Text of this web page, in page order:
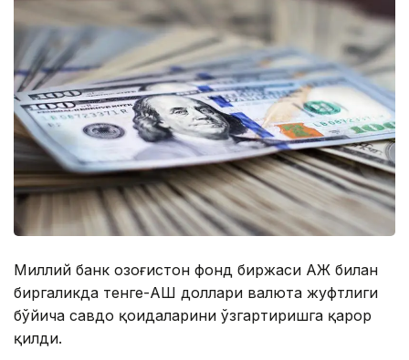
Миллий банк Қозоғистон фонд биржаси АЖ билан
биргаликда тенге-АҚШ доллари валюта жуфтлиги
бўйича савдо қоидаларини ўзгартиришга қарор
қилди.